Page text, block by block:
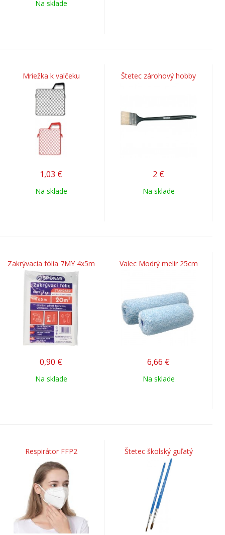
Na sklade
Mriežka k valčeku
1,03 €
Na sklade
Štetec zárohový hobby
2 €
Na sklade
Zakrývacia fólia 7MY 4x5m
0,90 €
Na sklade
Valec Modrý melír 25cm
6,66 €
Na sklade
Respirátor FFP2 Štetec školský guľatý